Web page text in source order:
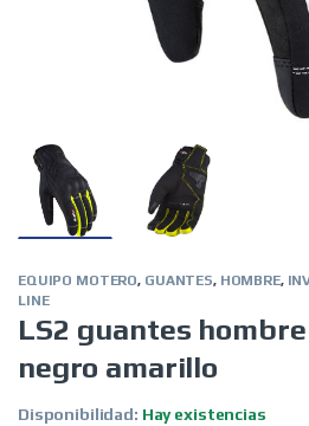
EQUIPO MOTERO, GUANTES, HOMBRE,
LINE
LS2 guantes
negro amarillo
Disponibilidad: Hay existencias